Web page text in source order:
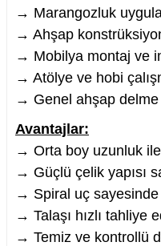
→ Marangozluk
→ Ahşap
→ Mobilya montaj ve
→ Atölye ve hobi
→ Genel ahşap delme
Avantajlar:
→ Orta boy uzunluk
→ Güçlü çelik yapısı
→ Spiral uç
→ Talaşı hızlı tahliye
→ Temiz ve kontrollü